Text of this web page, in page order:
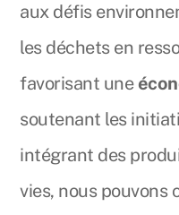
aux défis
les déchets en
favorisant une
soutenant les
intégrant des
vies, nous pouvons